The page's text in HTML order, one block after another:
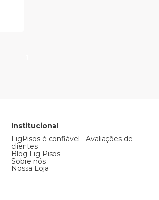
Institucional
LigPisos é confiável - Avaliações de
clientes
Blog Lig Pisos
Sobre nós
Nossa Loja